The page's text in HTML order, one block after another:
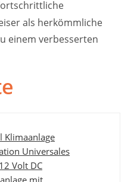
als herkömmliche
einem verbesserten